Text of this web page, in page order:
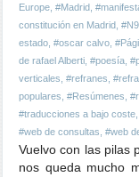
Europe #Madrid
constitución en Madrid
estado #oscar calvo
de rafael Alberti #poesía
verticales #refranes
populares #Resúmenes
#traducciones a bajo coste
#web de consultas #web
Vuelvo con las pilas
nos queda mucho